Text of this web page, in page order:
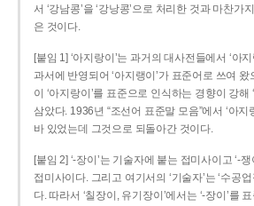
서 ‘강남콩’을 ‘강낭콩’으로 처리한 것과 마찬가
은 것이다.
[붙임 1] ‘아지랑이’는 과거의 대사전들에서 ‘아
과서에 반영되어 ‘아지랭이’가 표준어로 쓰여
이 ‘아지랑이’를 표준으로 인식하는 경향이 강해
삼았다. 1936년 “조선어 표준말 모음”에서 ‘아지
바 있었는데 그것으로 되돌아간 것이다.
[붙임 2] ‘-장이’는 기술자에 붙는 접미사이고 ‘-
접미사이다. 그리고 여기서의 ‘기술자’는 ‘수공
다. 따라서 ‘칠장이, 유기장이’에서는 ‘-장이’를